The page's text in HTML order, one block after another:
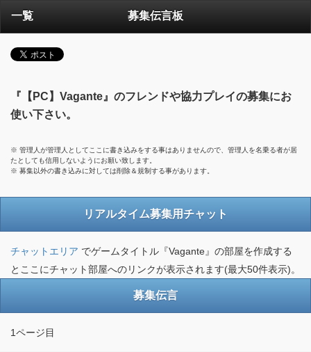
一覧 募集伝言板
『【PC】Vagante』のフレンドや協力プレイの募集にお
使い下さい。
※ 管理人が管理人としてここに書き込みをする事はありませんので、管理人を名乗る者が居
たとしても信用しないようにお願い致します。
※ 募集以外の書き込みに対しては削除＆規制する事があります。
リアルタイム募集用チャット
チャットエリア でゲームタイトル『Vagante』の部屋を作成する
とここにチャット部屋へのリンクが表示されます(最大50件表示)。
募集伝言
1ページ目